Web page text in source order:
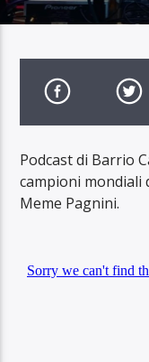
Podcast di Barrio
campioni mondiali
Meme Pagnini.